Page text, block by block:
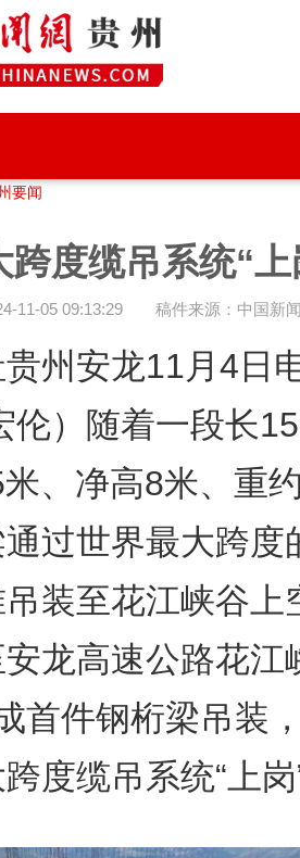
要闻
跨度缆吊系统“上
11-05 09:13:29 稿件来源：中国新
安龙11月4日
伦）随着一段长
、净高8米、重
过世界最大跨度
装至花江峡谷上
龙高速公路花江
首件钢桁梁吊装
度缆吊系统“上岗